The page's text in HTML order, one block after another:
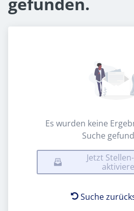
Es wurden keine
Suche
Jetzt
Suche